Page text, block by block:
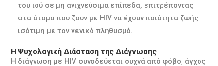
του ιού σε μη ανιχνεύσιμα επίπεδα, επιτρέποντας
στα άτομα που ζουν με HIV να έχουν ποιότητα ζωής
ισότιμη με τον γενικό πληθυσμό.
Η Ψυχολογική Διάσταση της Διάγνωσης
Η διάγνωση με HIV συνοδεύεται συχνά από φόβο, άγχος